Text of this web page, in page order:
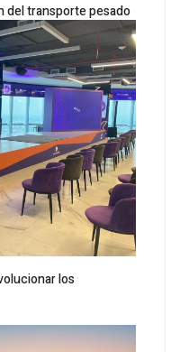
del transporte pesado
los